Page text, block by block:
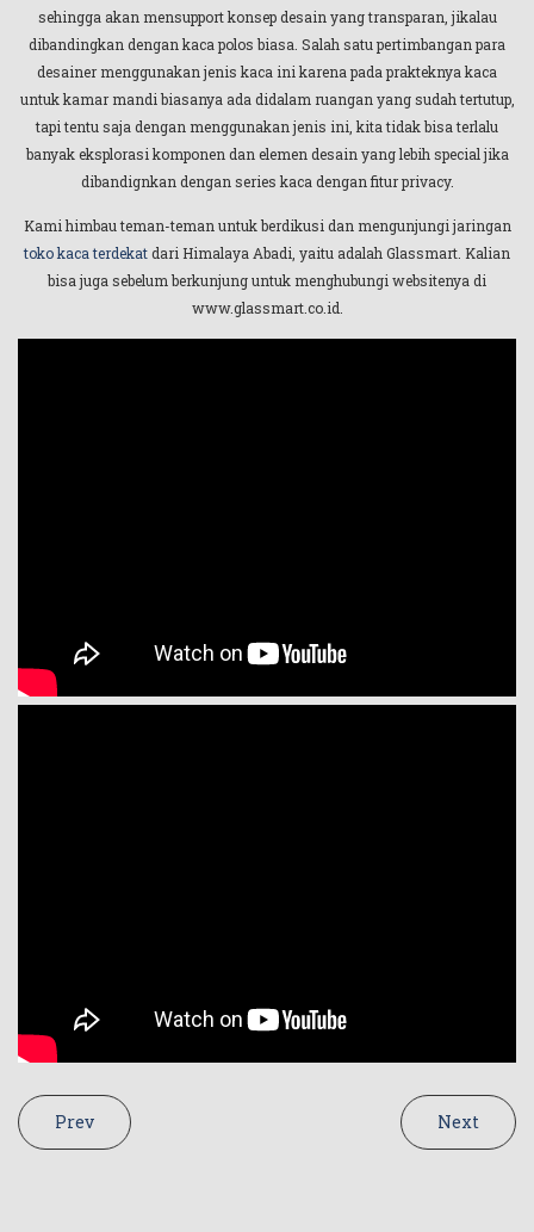
sehingga akan mensupport konsep desain yang transparan, jikalau
dibandingkan dengan kaca polos biasa. Salah satu pertimbangan para
desainer menggunakan jenis kaca ini karena pada prakteknya kaca
untuk kamar mandi biasanya ada didalam ruangan yang sudah tertutup,
tapi tentu saja dengan menggunakan jenis ini, kita tidak bisa terlalu
banyak eksplorasi komponen dan elemen desain yang lebih special jika
dibandignkan dengan series kaca dengan fitur privacy.
Kami himbau teman-teman untuk berdikusi dan mengunjungi jaringan
toko kaca terdekatdari Himalaya Abadi, yaitu adalah Glassmart. Kalian
bisa juga sebelum berkunjung untuk menghubungi websitenya di
www.glassmart.co.id.
Prev Next